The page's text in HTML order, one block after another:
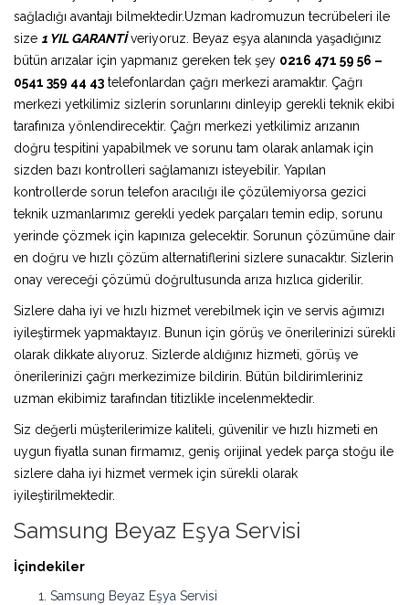
sağladığı avantajı bilmektedir.Uzman kadromuzun tecrübeleri ile
size 1 YIL GARANTİveriyoruz. Beyaz eşya alanında yaşadığınız
bütün arızalar için yapmanız gereken tek şey 0216 471 59 56 –
0541 359 44 43 telefonlardan çağrı merkezi aramaktır. Çağrı
merkezi yetkilimiz sizlerin sorunlarını dinleyip gerekli teknik ekibi
tarafınıza yönlendirecektir. Çağrı merkezi yetkilimiz arızanın
doğru tespitini yapabilmek ve sorunu tam olarak anlamak için
sizden bazı kontrolleri sağlamanızı isteyebilir. Yapılan
kontrollerde sorun telefon aracılığı ile çözülemiyorsa gezici
teknik uzmanlarımız gerekli yedek parçaları temin edip, sorunu
yerinde çözmek için kapınıza gelecektir. Sorunun çözümüne dair
en doğru ve hızlı çözüm alternatiflerini sizlere sunacaktır. Sizlerin
onay vereceği çözümü doğrultusunda arıza hızlıca giderilir.
Sizlere daha iyi ve hızlı hizmet verebilmek için ve servis ağımızı
iyileştirmek yapmaktayız. Bunun için görüş ve önerilerinizi sürekli
olarak dikkate alıyoruz. Sizlerde aldığınız hizmeti, görüş ve
önerilerinizi çağrı merkezimize bildirin. Bütün bildirimleriniz
uzman ekibimiz tarafından titizlikle incelenmektedir.
Siz değerli müşterilerimize kaliteli, güvenilir ve hızlı hizmeti en
uygun fiyatla sunan firmamız, geniş orijinal yedek parça stoğu ile
sizlere daha iyi hizmet vermek için sürekli olarak
iyileştirilmektedir.
Samsung Beyaz Eşya Servisi
İçindekiler
Samsung Beyaz Eşya Servisi